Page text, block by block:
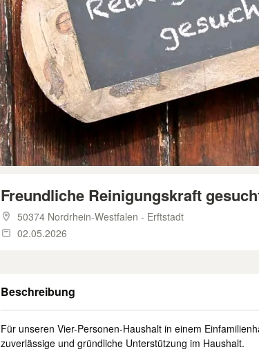
Freundliche Reinigungskraft
50374 Nordrhein-Westfalen - Erftstadt
02.05.2026
Beschreibung
Für unseren Vier-Personen-Haushalt in einem
zuverlässige und gründliche Unterstützung im Haushalt.